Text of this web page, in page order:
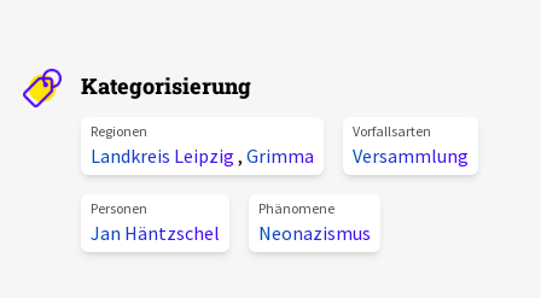
Alle Beiträge
Veranstaltungen
Pressemitteilungen
Podcasts
Über uns
Projektbeschreibung
Kontakt
Unterstützer_innen
Kategorisierung
Regionen
Landkreis Leipzig , Grimma
Vorfallsarten
Versammlung
Personen
Jan Häntzschel
Phänomene
Neonazismus